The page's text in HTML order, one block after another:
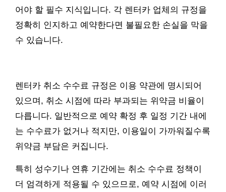
어야 할 필수 지식입니다. 각 렌터카 업체의 규정을
정확히 인지하고 예약한다면 불필요한 손실을 막을
수 있습니다.
렌터카 취소 수수료 규정은 이용 약관에 명시되어
있으며, 취소 시점에 따라 부과되는 위약금 비율이
다릅니다. 일반적으로 예약 확정 후 일정 기간 내에
는 수수료가 없거나 적지만, 이용일이 가까워질수록
위약금 부담은 커집니다.
특히 성수기나 연휴 기간에는 취소 수수료 정책이
더 엄격하게 적용될 수 있으므로, 예약 시점에 이러